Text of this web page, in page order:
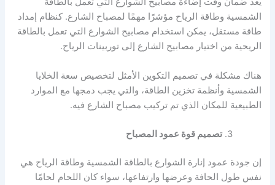
الشمسية وطاقة الرياح مؤشرًا مهمًا لمصباح الشارع. كنظام إمداد
طاقة مستقل، يمكن استخدام مصابيح الشوارع التي تعمل بالطاقة
الريحية من اختيار مصابيح الشارع إلى توربينات الرياح.
هناك مشكلة في تصميم التكوين الأمثل لتخصيص سعة الخلايا
الشمسية وأنظمة تخزين الطاقة، والتي يجب دمجها مع الموارد
الطبيعية للمكان الذي تم تركيب مصباح الشارع فيه.
تصميم قوة عمود المصباح
إن جودة عمود إنارة الشوارع بالطاقة الشمسية وطاقة الرياح هي
نفس طول الحافة وعرضها وارتفاعها، سواء كان اللحام لحامًا